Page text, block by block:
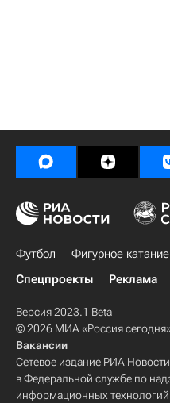
Футбол Фигурное катание
Спецпроекты
Реклама
Версия 2023.1 Beta
© 2026 МИА «Россия
Вакансии
Сетевое издание РИА
в Федеральной службе по
информационных